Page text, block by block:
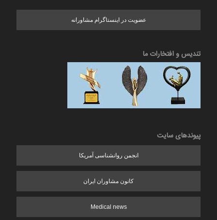
عضویت در اینستاگرام مشاورانه
تندیس و افتخارات ما
پیوندهای سایت
انجمن روانشناسی آمریکا
کانون مشاوران ایران
Medical news